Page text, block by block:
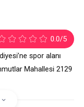
0.0/5
spor alanı
Mahallesi 2129